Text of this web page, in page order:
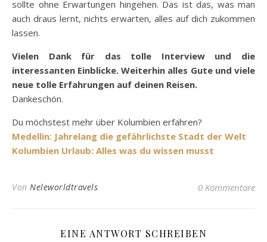
sollte ohne Erwartungen hingehen. Das ist das, was man
auch draus lernt, nichts erwarten, alles auf dich zukommen
lassen.
Vielen Dank für das tolle Interview und die
interessanten Einblicke. Weiterhin alles Gute und viele
neue tolle Erfahrungen auf deinen Reisen.
Dankeschön.
Du möchstest mehr über Kolumbien erfahren?
Medellin: Jahrelang die gefährlichste Stadt der Welt
Kolumbien Urlaub: Alles was du wissen musst
Von Neleworldtravels 0 Kommentare
EINE ANTWORT SCHREIBEN